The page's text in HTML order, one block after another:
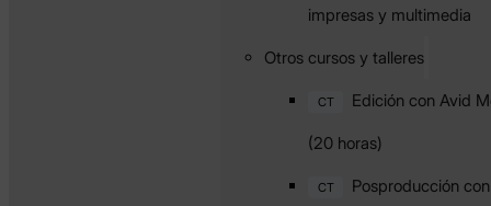
impresas y multimedia
Otros cursos y talleres
CT Edición con Avid
(20 horas)
CT Posproducción